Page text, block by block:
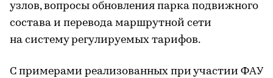
узлов, вопросы обновления парка подвижного
состава и перевода маршрутной сети
на систему регулируемых тарифов.
С примерами реализованных при участии ФАУ